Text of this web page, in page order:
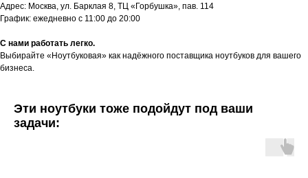
Адрес: Москва, ул. Барклая 8, ТЦ «Горбушка», пав. 114
График: ежедневно с 11:00 до 20:00
С нами работать легко.
Выбирайте «Ноутбуковая» как надёжного поставщика ноутбуков для вашего
бизнеса.
Эти ноутбуки тоже подойдут под ваши
задачи: